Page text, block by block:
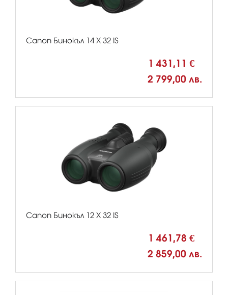
Canon Бинокъл 14 X 32 IS
1 431,11 €
2 799,00 лв.
Canon Бинокъл 12 X 32 IS
1 461,78 €
2 859,00 лв.